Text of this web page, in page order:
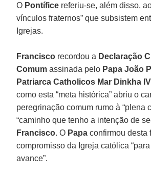
O Pontífice referiu-se, além disso,
vínculos fraternos” que subsistem
Igrejas.
Francisco recordou a Declaração
Comum assinada pelo Papa João
Patriarca Catholicos Mar Dinkha IV
como esta “meta histórica” abriu o
peregrinação comum rumo à “plena
“caminho que tenho a intenção de
Francisco. O Papa confirmou desta
compromisso da Igreja católica
avance”.